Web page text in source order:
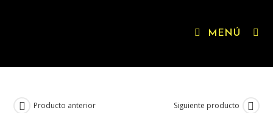
MENÚ
Producto anterior Siguiente producto